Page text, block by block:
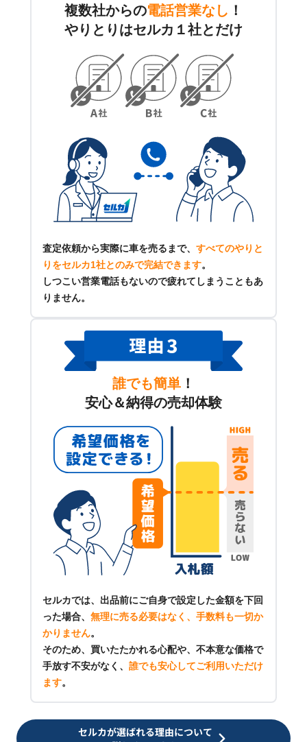
複数社からの電話営業なし ！
やりとりはセルカ１社とだけ
査定依頼から実際に車を売るまで、 すべてのやりと
りをセルカ1社とのみで完結できます。
しつこい営業電話もないので疲れてしまうこともあ
りません。
誰でも簡単 ！
安心＆納得の売却体験
セルカでは、出品前にご自身で設定した金額を下回
った場合、 無理に売る必要はなく、手数料も一切か
かりません。
そのため、買いたたかれる心配や、不本意な価格で
手放す不安がなく、 誰でも安心してご利用いただけ
ます。
セルカが選ばれる理由について